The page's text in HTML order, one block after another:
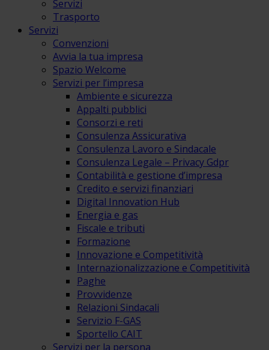
Servizi
Trasporto
Servizi
Convenzioni
Avvia la tua impresa
Spazio Welcome
Servizi per l’impresa
Ambiente e sicurezza
Appalti pubblici
Consorzi e reti
Consulenza Assicurativa
Consulenza Lavoro e Sindacale
Consulenza Legale – Privacy Gdpr
Contabilità e gestione d’impresa
Credito e servizi finanziari
Digital Innovation Hub
Energia e gas
Fiscale e tributi
Formazione
Innovazione e Competitività
Internazionalizzazione e Competitività
Paghe
Provvidenze
Relazioni Sindacali
Servizio F-GAS
Sportello CAIT
Servizi per la persona